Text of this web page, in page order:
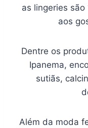
as lingeries
aos
Dentre os
Ipanema,
sutiãs,
Além da moda